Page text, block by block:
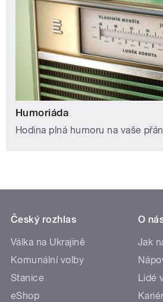
Humoriáda
Hodina plná humoru na vaše
Český rozhlas
Válka na Ukrajině
Komunální volby
Stanice
eShop
O
Jak
Lidé